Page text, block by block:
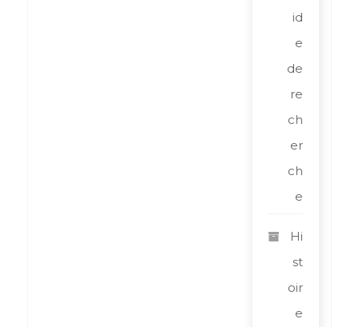
id
e
de
re
ch
er
ch
e
Hi
st
oir
e